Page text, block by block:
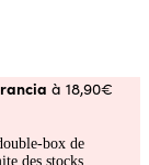
à 18,90€
box de
des stocks